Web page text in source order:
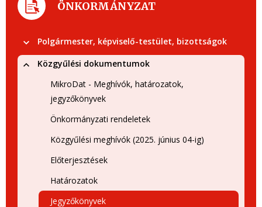
ÖNKORMÁNYZAT
Polgármester, képviselő-testület, bizottságok
Közgyűlési dokumentumok
MikroDat - Meghívók, határozatok,
jegyzőkönyvek
Önkormányzati rendeletek
Közgyűlési meghívók (2025. június 04-ig)
Előterjesztések
Határozatok
Jegyzőkönyvek